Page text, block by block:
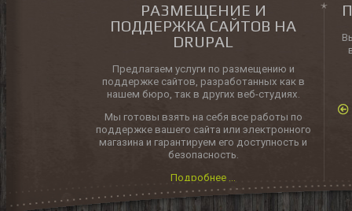
РАЗМЕЩЕНИЕ И
ПОДДЕРЖКА САЙТОВ НА
DRUPAL
Предлагаем услуги по размещению и
поддержке сайтов, разработанных как в
нашем бюро, так в других веб-студиях.
Мы готовы взять на себя все работы по
поддержке вашего сайта или электронного
магазина и гарантируем его доступность и
безопасность.
Подробнее ...